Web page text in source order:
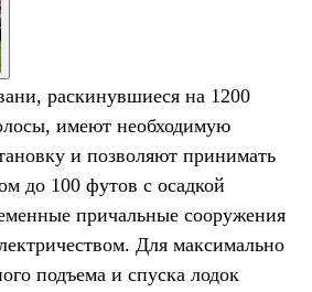
раскинувшиеся на 1200
имеют необходимую
и позволяют принимать
до 100 футов с осадкой
причальные сооружения
Для максимально
подъема и спуска лодок